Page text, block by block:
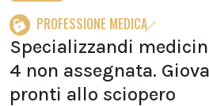
PROFESSIONE MEDICA
Specializzandi
4 non assegnata.
pronti allo sciopero